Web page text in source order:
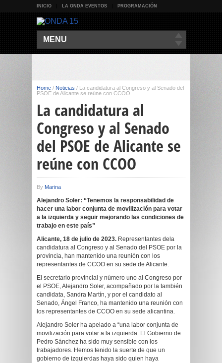
INICIO LA ONDA EVENTOS PROGRAMACIÓN
MENU
Home / Noticias / La candidatura al Congreso y al Senado del
PSOE de Alicante se reúne con CCOO
La candidatura al
Congreso y al Senado
del PSOE de Alicante se
reúne con CCOO
By Marina
Alejandro Soler: “Tenemos la responsabilidad de
hacer una labor conjunta de movilización para votar
a la izquierda y seguir mejorando las condiciones de
trabajo en este país”
Alicante, 18 de julio de 2023. Representantes dela
candidatura al Congreso y al Senado del PSOE por la
provincia, han mantenido una reunión con los
representantes de CCOO en su sede de Alicante.
El secretario provincial y número uno al Congreso por
el PSOE, Alejandro Soler, acompañado por la también
candidata, Sandra Martín, y por el candidato al
Senado, Ángel Franco, ha mantenido una reunión con
los representantes de CCOO en su sede alicantina.
Alejandro Soler ha apelado a “una labor conjunta de
movilización para votar a la izquierda. El Gobierno de
Pedro Sánchez ha sido muy sensible con los
trabajadores. Hemos tenido la suerte de que un
gobierno de izquierdas haya sido quien haya